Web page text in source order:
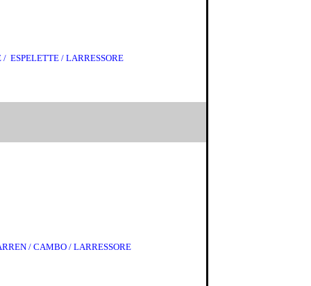
/ ESPELETTE / LARRESSORE
/ CAMBO / LARRESSORE